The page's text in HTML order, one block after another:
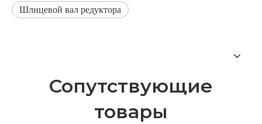
Шлицевой вал редуктора
Сопутствующие
товары